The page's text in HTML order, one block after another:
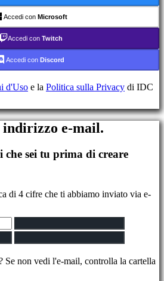
Accedi con Microsoft
Accedi con Twitch
Accedi con Discord
d'Uso e la Politica sulla Privacy di IDC
e-mail.
che sei tu prima di creare
di 4 cifre che ti abbiamo inviato via e-
Se non vedi l'e-mail, controlla la cartella